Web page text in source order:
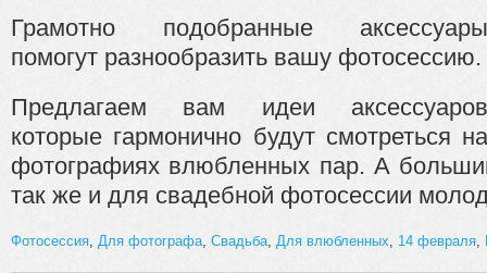
Грамотно подобранные аксессуары
помогут разнообразить вашу фотосессию.
Предлагаем вам идеи аксессуаров
которые гармонично будут смотреться на
фотографиях влюбленных пар. А
так же и для свадебной фотосессии
Фотосессия Для фотографа Свадьба Для влюбленных 14 февраля